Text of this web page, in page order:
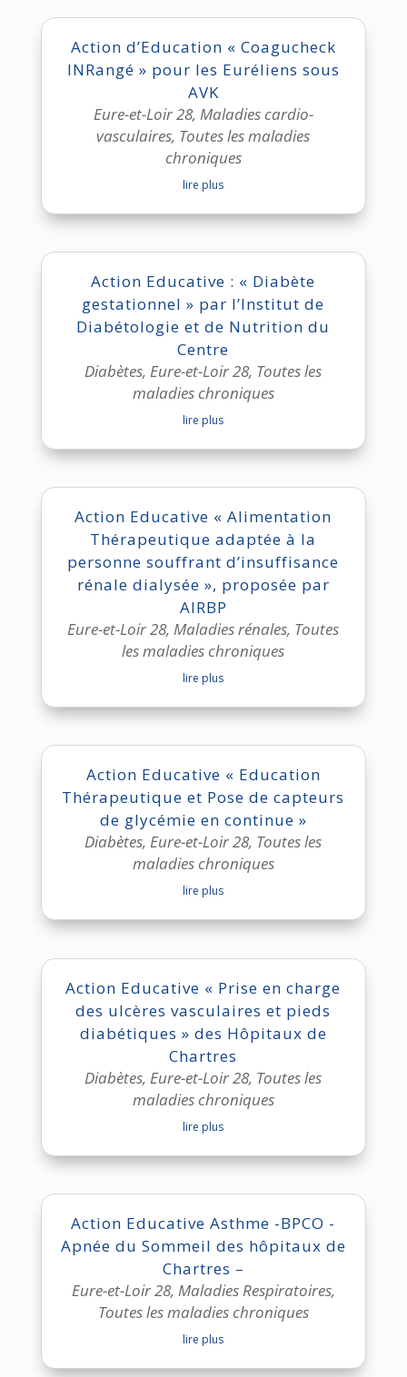
Action d’Education « Coagucheck
INRangé » pour les Euréliens sous
AVK
Eure-et-Loir 28, Maladies cardio-
vasculaires, Toutes les maladies
chroniques
lire plus
Action Educative : « Diabète
gestationnel » par l’Institut de
Diabétologie et de Nutrition du
Centre
Diabètes,Eure-et-Loir 28, Toutes les
maladies chroniques
lire plus
Action Educative « Alimentation
Thérapeutique adaptée à la
personne souffrant d’insuffisance
rénale dialysée », proposée par
AIRBP
Eure-et-Loir 28,Maladies rénales, Toutes
les maladies chroniques
lire plus
Action Educative « Education
Thérapeutique et Pose de capteurs
de glycémie en continue »
Diabètes,Eure-et-Loir 28, Toutes les
maladies chroniques
lire plus
Action Educative « Prise en charge
des ulcères vasculaires et pieds
diabétiques » des Hôpitaux de
Chartres
Diabètes, Eure-et-Loir 28, Toutes les
maladies chroniques
lire plus
Action Educative Asthme -BPCO -
Apnée du Sommeil des hôpitaux de
Chartres –
Eure-et-Loir 28, Maladies Respiratoires,
Toutes les maladies chroniques
lire plus